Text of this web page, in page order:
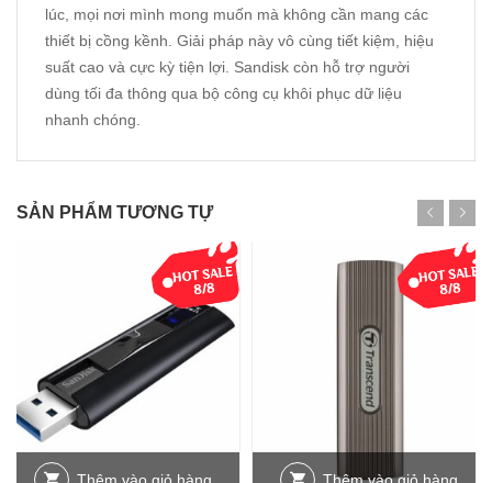
lúc, mọi nơi mình mong muốn mà không cần mang các
thiết bị cồng kềnh. Giải pháp này vô cùng tiết kiệm, hiệu
suất cao và cực kỳ tiện lợi. Sandisk còn hỗ trợ người
dùng tối đa thông qua bộ công cụ khôi phục dữ liệu
nhanh chóng.
SẢN PHẨM TƯƠNG TỰ